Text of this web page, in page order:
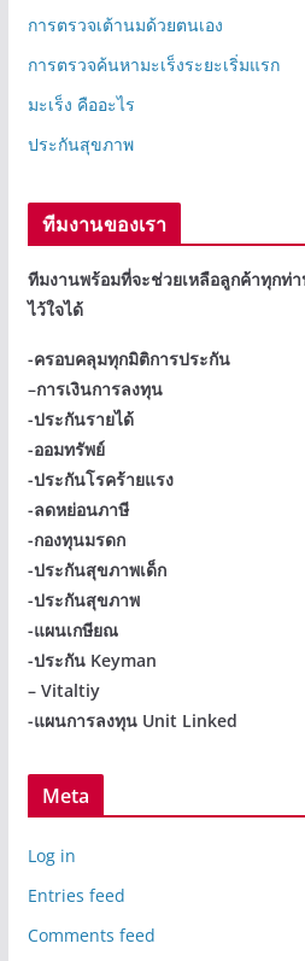
การตรวจเต้านมด้วยตนเอง
การตรวจค้นหามะเร็งระยะเริ่มแรก
มะเร็ง คืออะไร
ประกันสุขภาพ
ทีมงานของเรา
ทีมงานพร้อมที่จะช่วยเหลือลูกค้าทุกท่
ไว้ใจได้
-ครอบคลุมทุกมิติการประกัน
–การเงินการลงทุน
-ประกันรายได้
-ออมทรัพย์
-ประกันโรคร้ายแรง
-ลดหย่อนภาษี
-กองทุนมรดก
-ประกันสุขภาพเด็ก
-ประกันสุขภาพ
-แผนเกษียณ
-ประกัน Keyman
– Vitaltiy
-แผนการลงทุน Unit Linked
Meta
Log in
Entries feed
Comments feed